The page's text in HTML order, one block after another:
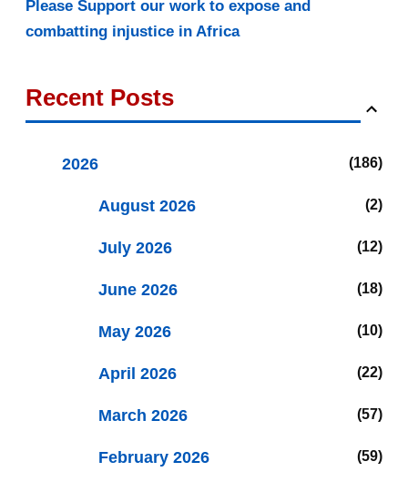
Please Support our work to expose and
combatting injustice in Africa
Recent Posts
2026 186
August 2026 2
July 2026 12
June 2026 18
May 2026 10
April 2026 22
March 2026 57
February 2026 59